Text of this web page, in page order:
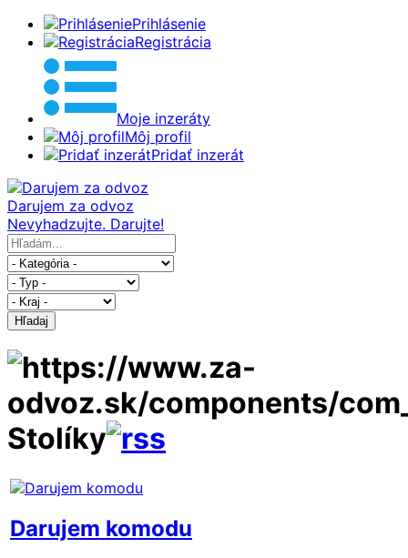
Prihlásenie
Registrácia
Moje inzeráty
Môj profil
Pridať inzerát
Darujem za odvoz
Nevyhadzujte. Darujte!
Hľadaj
Stolíky
Darujem komodu